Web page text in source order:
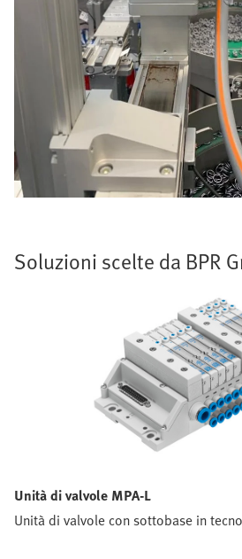
Soluzioni scelte da BPR
Unità di valvole MPA-L
Unità di valvole con sottobase in